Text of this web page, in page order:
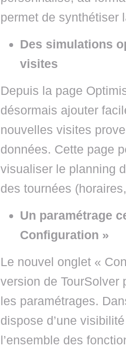
permet de synthétiser
Des simulations
visites
Depuis la page
désormais ajouter
nouvelles visites
données. Cette page
visualiser le planning
des tournées
Un paramétrage
Configuration »
Le nouvel onglet «
version de TourSolver
les paramétrages.
dispose d’une
l’ensemble des